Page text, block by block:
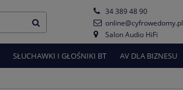
34 389 48 90
online@cyfrowedomy.pl
Salon Audio HiFi
SŁUCHAWKI I GŁOŚNIKI BT AV DLA BIZNESU